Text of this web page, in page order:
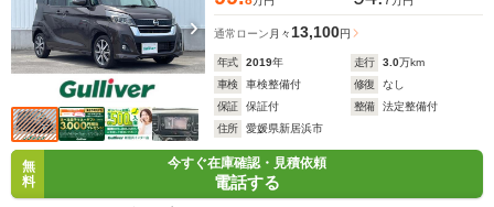
通常ローン 月々 13,100円
年式 2019年 走行 3.0万km
車検
車検整備付 修復
なし
保証
保証付 整備
法定整備付
住所
愛媛県新居浜市
無
料
今すぐ在庫確認・見積依頼
電話する